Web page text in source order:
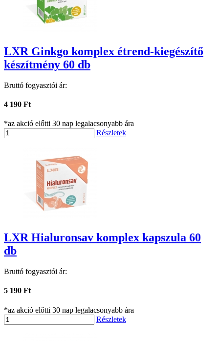
LXR Ginkgo komplex étrend-kiegészítő
készítmény 60 db
Bruttó fogyasztói ár:
4 190 Ft
*az akció előtti 30 nap legalacsonyabb ára
Részletek
LXR Hialuronsav komplex kapszula 60
db
Bruttó fogyasztói ár:
5 190 Ft
*az akció előtti 30 nap legalacsonyabb ára
Részletek